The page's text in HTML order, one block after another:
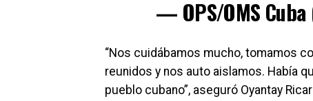
— OPS/OMS
“Nos cuidábamos mucho, tomamos
reunidos y nos auto aislamos. Había
pueblo cubano”, aseguró Oyantay